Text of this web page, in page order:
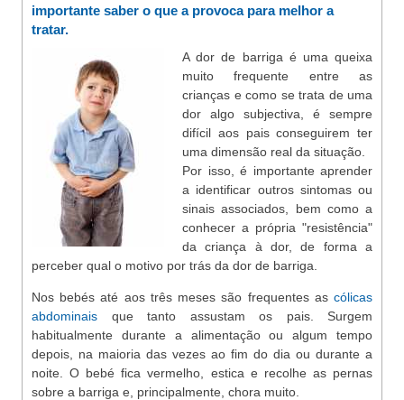
importante saber o que a provoca para melhor a
tratar.
A dor de barriga é uma queixa
muito frequente entre as
crianças e como se trata de uma
dor algo subjectiva, é sempre
difícil aos pais conseguirem ter
uma dimensão real da situação.
Por isso, é importante aprender
a identificar outros sintomas ou
sinais associados, bem como a
conhecer a própria "resistência"
da criança à dor, de forma a
perceber qual o motivo por trás da dor de barriga.
Nos bebés até aos três meses são frequentes as cólicas
abdominais que tanto assustam os pais. Surgem
habitualmente durante a alimentação ou algum tempo
depois, na maioria das vezes ao fim do dia ou durante a
noite. O bebé fica vermelho, estica e recolhe as pernas
sobre a barriga e, principalmente, chora muito.